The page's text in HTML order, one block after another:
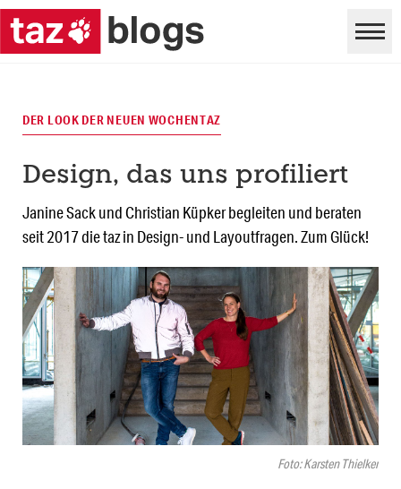
Foto: Karsten Thielker
DER LOOK DER NEUEN WOCHENTAZ
Design, das uns profiliert
Janine Sack und Christian Küpker begleiten und beraten
seit 2017 die taz in Design- und Layoutfragen. Zum Glück!